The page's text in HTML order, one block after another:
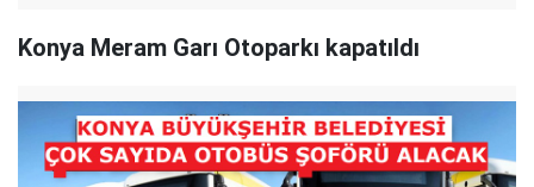
Konya Meram Garı Otoparkı kapatıldı